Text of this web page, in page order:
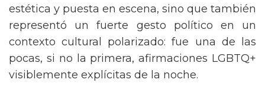
estética y puesta en escena, sino que también
representó un fuerte gesto político en un
contexto cultural polarizado: fue una de las
pocas, si no la primera, afirmaciones LGBTQ+
visiblemente explícitas de la noche.